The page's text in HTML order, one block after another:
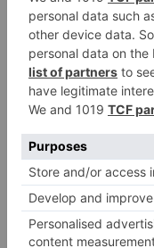
intersección
bulevar
2